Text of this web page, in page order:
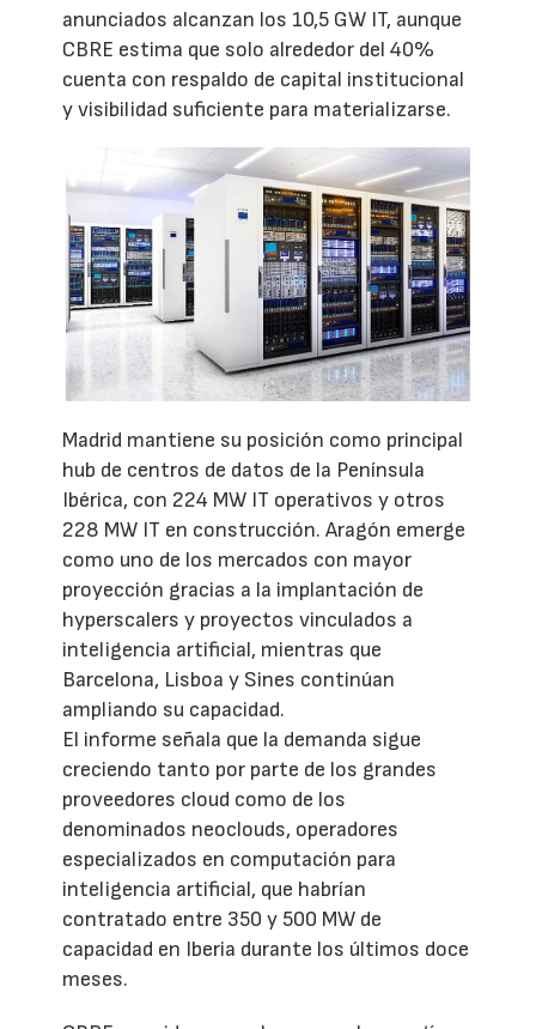
anunciados alcanzan los 10,5 GW IT, aunque
CBRE estima que solo alrededor del 40%
cuenta con respaldo de capital institucional
y visibilidad suficiente para materializarse.
Madrid mantiene su posición como principal
hub de centros de datos de la Península
Ibérica, con 224 MW IT operativos y otros
228 MW IT en construcción. Aragón emerge
como uno de los mercados con mayor
proyección gracias a la implantación de
hyperscalers y proyectos vinculados a
inteligencia artificial, mientras que
Barcelona, Lisboa y Sines continúan
ampliando su capacidad.
El informe señala que la demanda sigue
creciendo tanto por parte de los grandes
proveedores cloud como de los
denominados neoclouds, operadores
especializados en computación para
inteligencia artificial, que habrían
contratado entre 350 y 500 MW de
capacidad en Iberia durante los últimos doce
meses.